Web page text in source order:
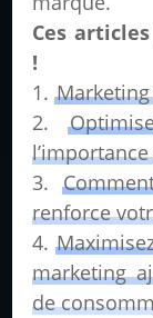
Ces
!
renforce
marketing
de